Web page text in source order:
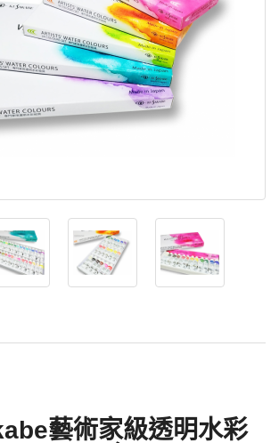
藝術家級透明水彩